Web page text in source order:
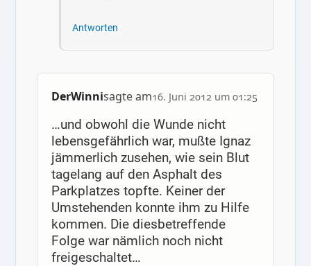
Antworten
DerWinnisagte am16. Juni 2012 um 01:25
…und obwohl die Wunde nicht
lebensgefährlich war, mußte Ignaz
jämmerlich zusehen, wie sein Blut
tagelang auf den Asphalt des
Parkplatzes topfte. Keiner der
Umstehenden konnte ihm zu Hilfe
kommen. Die diesbetreffende
Folge war nämlich noch nicht
freigeschaltet…